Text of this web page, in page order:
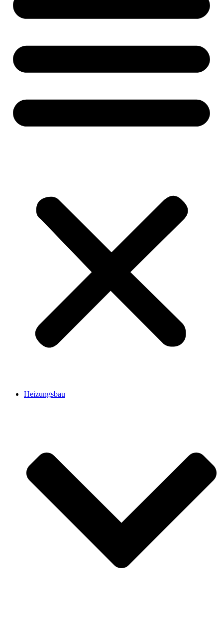
Heizungsbau